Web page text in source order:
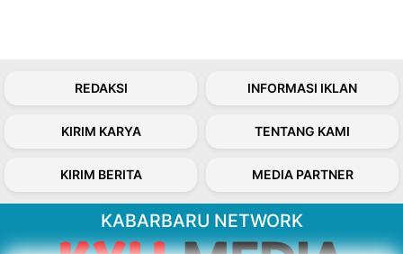
REDAKSI INFORMASI IKLAN
KIRIM KARYA TENTANG KAMI
KIRIM BERITA MEDIA PARTNER
KABARBARU NETWORK